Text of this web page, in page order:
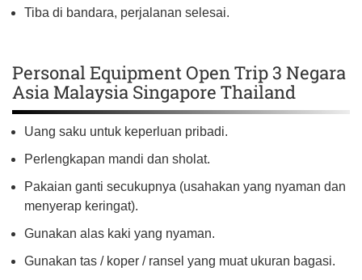
Tiba di bandara, perjalanan selesai.
Personal Equipment Open Trip 3 Negara
Asia Malaysia Singapore Thailand
Uang saku untuk keperluan pribadi.
Perlengkapan mandi dan sholat.
Pakaian ganti secukupnya (usahakan yang nyaman dan
menyerap keringat).
Gunakan alas kaki yang nyaman.
Gunakan tas / koper / ransel yang muat ukuran bagasi.